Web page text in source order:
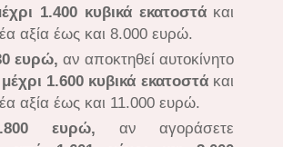
1.400 κυβικά εκατοστάκαι
αξία έως και 8.000 ευρώ.
ευρώ, αν αποκτηθεί αυτοκίνητο
1.600 κυβικά εκατοστάκαι
αξία έως και 11.000 ευρώ.
ευρώ, αν αγοράσετε